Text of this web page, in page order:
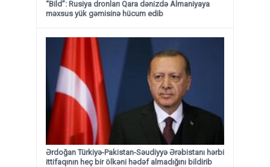
“Bild”: Rusiya dronları Qara dənizdə Almaniyaya
məxsus yük gəmisinə hücum edib
Ərdoğan Türkiyə-Pakistan-Səudiyyə Ərəbistanı hərbi
ittifaqının heç bir ölkəni hədəf almadığını bildirib